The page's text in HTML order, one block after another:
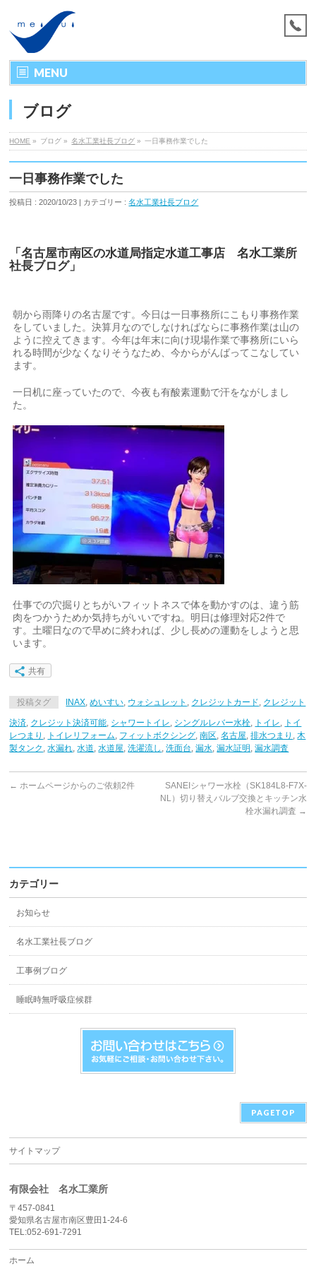
MENU
ブログ
HOME » ブログ » 名水工業社長ブログ » 一日事務作業でした
一日事務作業でした
投稿日 : 2020/10/23 | カテゴリー :名水工業社長ブログ
「名古屋市南区の水道局指定水道工事店 名水工業所
社長ブログ」
朝から雨降りの名古屋です。今日は一日事務所にこもり事務作業
をしていました。決算月なのでしなければならに事務作業は山の
ように控えてきます。今年は年末に向け現場作業で事務所にいら
れる時間が少なくなりそうなため、今からがんばってこなしてい
ます。
一日机に座っていたので、今夜も有酸素運動で汗をながしまし
た。
仕事での穴掘りとちがいフィットネスで体を動かすのは、違う筋
肉をつかうためか気持ちがいいですね。明日は修理対応2件で
す。土曜日なので早めに終われば、少し長めの運動をしようと思
います。
共有
投稿タグ INAX,めいすい, ウォシュレット , クレジットカード, クレジット
決済, クレジット決済可能, シャワートイレ, シングルレバー水栓, トイレ, トイ
レつまり , トイレリフォーム, フィットボクシング,南区,名古屋,排水つまり ,木
製タンク ,水漏れ,水道,水道屋,洗濯流し ,洗面台,漏水,漏水証明 ,漏水調査
← ホームページからのご依頼2件
SANEIシャワー水栓（SK184L8-F7X-
NL）切り替えバルブ交換とキッチン水
栓水漏れ調査 →
カテゴリー
お知らせ
名水工業社長ブログ
工事例ブログ
睡眠時無呼吸症候群
PAGETOP
サイトマップ
有限会社 名水工業所
〒457-0841
愛知県名古屋市南区豊田1-24-6
TEL:052-691-7291
ホーム